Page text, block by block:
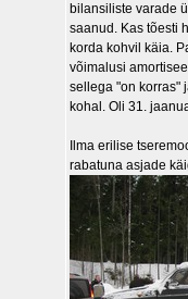
bilansiliste varade
saanud. Kas tõesti
korda kohvil käia.
võimalusi
sellega "on korras"
kohal. Oli 31.
Ilma erilise
rabatuna asjade